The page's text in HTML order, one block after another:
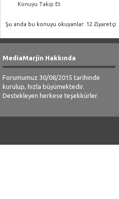
Konuyu Takip Et
Şu anda bu konuyu okuyanlar: 12 Ziyaretçi
MediaMarjin Hakkında
Forumumuz 30/08/2015 tarihinde
kurulup, hızla büyümektedir.
Destekleyen herkese teşekkürler.